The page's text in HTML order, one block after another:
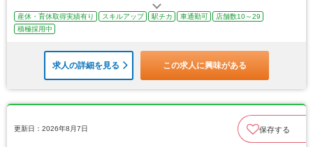
産休・育休取得実績有り スキルアップ 駅チカ 車通勤可
店舗数10～29
積極採用中
求人の詳細を見る この求人に興味がある
更新日：2026年8月7日 保存する